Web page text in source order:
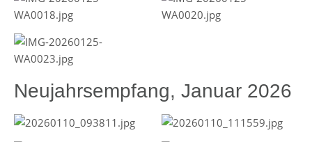
Neujahrsempfang, Januar 2026